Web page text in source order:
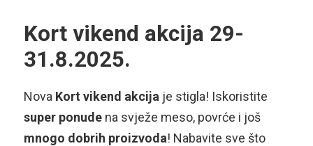
Kort vikend akcija 29-
31.8.2025.
Nova Kort vikend akcija je stigla! Iskoristite
super ponude na svježe meso, povrće i još
mnogo dobrih proizvoda! Nabavite sve što